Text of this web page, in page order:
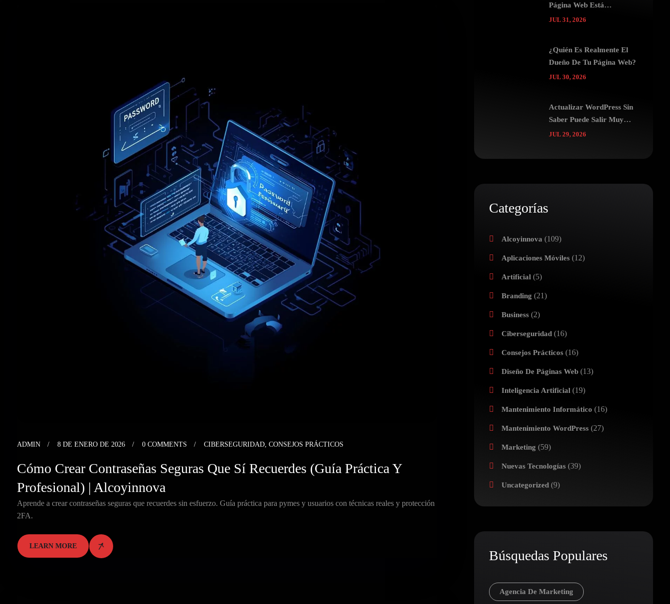
ADMIN 8 DE ENERO DE 2026 0 COMMENTS CIBERSEGURIDAD CONSEJOS PRÁCTICOS
Cómo Crear Contraseñas Seguras Que Sí Recuerdes (guía Práctica Y
Profesional) | Alcoyinnova
Aprende a crear contraseñas seguras que recuerdes sin esfuerzo. Guía práctica para pymes y usuarios con técnicas reales y protección
2FA.
LEARN MORE
Página Web Está
Espantando Clientes
JUL 31, 2026
¿Quién Es Realmente El
Dueño De Tu Página Web?
JUL 30, 2026
Actualizar WordPress Sin
Saber Puede Salir Muy
Caro
JUL 29, 2026
Categorías
Alcoyinnova (109)
Aplicaciones Móviles(12)
Artificial (5)
Branding (21)
Business(2)
Ciberseguridad(16)
Consejos Prácticos(16)
Diseño De Páginas Web(13)
Inteligencia Artificial (19)
Mantenimiento Informático (16)
Mantenimiento WordPress(27)
Marketing (59)
Nuevas Tecnologías(39)
Uncategorized(9)
Búsquedas Populares
Agencia De Marketing